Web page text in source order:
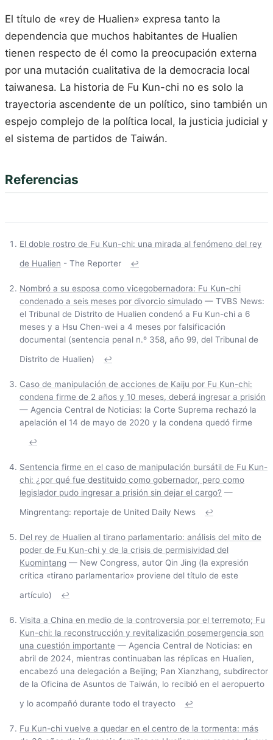
El título de «rey de Hualien» expresa tanto la
dependencia que muchos habitantes de Hualien
tienen respecto de él como la preocupación externa
por una mutación cualitativa de la democracia local
taiwanesa. La historia de Fu Kun-chi no es solo la
trayectoria ascendente de un político, sino también un
espejo complejo de la política local, la justicia judicial y
el sistema de partidos de Taiwán.
Referencias
El doble rostro de Fu Kun-chi: una mirada al fenómeno del rey
de Hualien - The Reporter ↩
Nombró a su esposa como vicegobernadora: Fu Kun-chi
condenado a seis meses por divorcio simulado — TVBS News:
el Tribunal de Distrito de Hualien condenó a Fu Kun-chi a 6
meses y a Hsu Chen-wei a 4 meses por falsificación
documental (sentencia penal n.º 358, año 99, del Tribunal de
Distrito de Hualien)
↩
Caso de manipulación de acciones de Kaiju por Fu Kun-chi:
condena firme de 2 años y 10 meses, deberá ingresar a prisión
— Agencia Central de Noticias: la Corte Suprema rechazó la
apelación el 14 de mayo de 2020 y la condena quedó firme
↩
Sentencia firme en el caso de manipulación bursátil de Fu Kun-
chi: ¿por qué fue destituido como gobernador, pero como
legislador pudo ingresar a prisión sin dejar el cargo? —
Mingrentang: reportaje de United Daily News
↩
Del rey de Hualien al tirano parlamentario: análisis del mito de
poder de Fu Kun-chi y de la crisis de permisividad del
Kuomintang — New Congress, autor Qin Jing (la expresión
crítica «tirano parlamentario» proviene del título de este
artículo)
↩
Visita a China en medio de la controversia por el terremoto; Fu
Kun-chi: la reconstrucción y revitalización posemergencia son
una cuestión importante — Agencia Central de Noticias: en
abril de 2024, mientras continuaban las réplicas en Hualien,
encabezó una delegación a Beijing; Pan Xianzhang, subdirector
de la Oficina de Asuntos de Taiwán, lo recibió en el aeropuerto
y lo acompañó durante todo el trayecto
↩
Fu Kun-chi vuelve a quedar en el centro de la tormenta: más